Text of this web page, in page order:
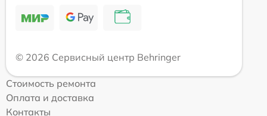
© 2026 Сервисный центр Behringer
Стоимость ремонта
Оплата и доставка
Контакты